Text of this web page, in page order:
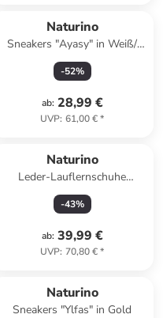
Naturino
Sneakers "Ayasy" in Weiß/
Rosa
-52%
ab: 28,99 €
UVP: 61,00 €*
Naturino
Leder-Lauflernschuhe
"Cocoon" in Rosa
-43%
ab: 39,99 €
UVP: 70,80 €*
Naturino
Sneakers "Ylfas" in Gold